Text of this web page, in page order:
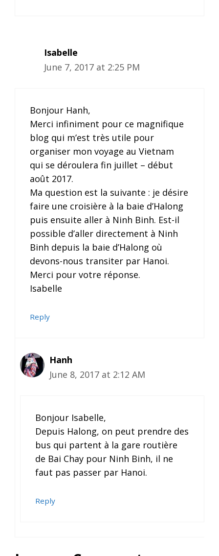
Isabelle
June 7, 2017 at 2:25 PM
Bonjour Hanh,
Merci infiniment pour ce magnifique
blog qui m’est très utile pour
organiser mon voyage au Vietnam
qui se déroulera fin juillet – début
août 2017.
Ma question est la suivante : je désire
faire une croisière à la baie d’Halong
puis ensuite aller à Ninh Binh. Est-il
possible d’aller directement à Ninh
Binh depuis la baie d’Halong où
devons-nous transiter par Hanoi.
Merci pour votre réponse.
Isabelle
Reply
Hanh
June 8, 2017 at 2:12 AM
Bonjour Isabelle,
Depuis Halong, on peut prendre des
bus qui partent à la gare routière
de Bai Chay pour Ninh Binh, il ne
faut pas passer par Hanoi.
Reply